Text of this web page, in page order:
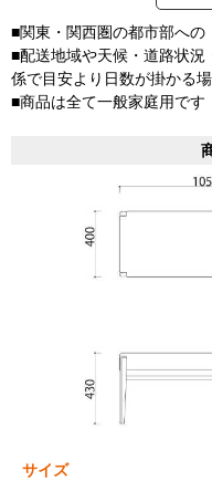
■関東・関西圏の都市部への
■配送地域や天候・道路状
係で目安より日数が掛かる
■商品は全て一般家庭用です
サイズ